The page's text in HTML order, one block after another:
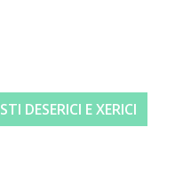
DESERICI E XERICI